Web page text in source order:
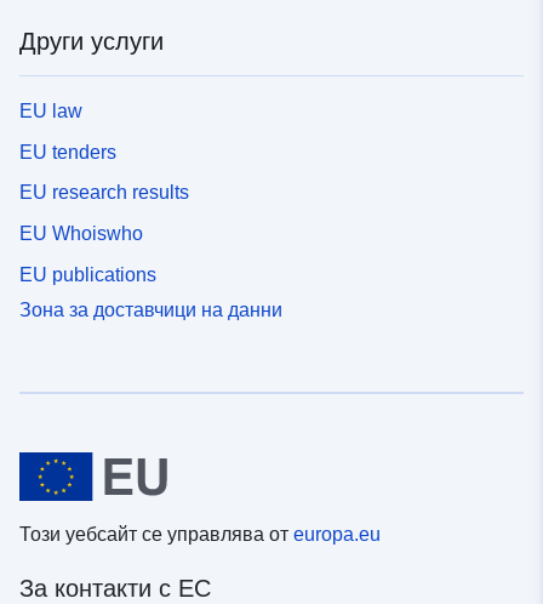
Други услуги
EU law
EU tenders
EU research results
EU Whoiswho
EU publications
Зона за доставчици на данни
Този уебсайт се управлява от europa.eu
За контакти с ЕС